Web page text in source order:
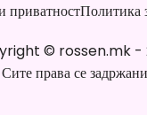
приватностПолитика
© rossen.mk-
Сите права се